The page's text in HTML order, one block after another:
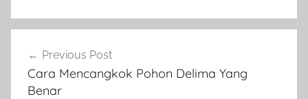
pos
Previous Post
Cara Mencangkok Pohon Delima Yang
Benar